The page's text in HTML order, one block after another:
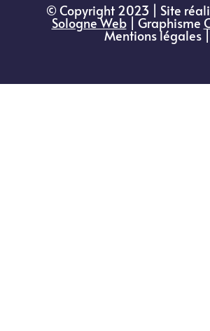
© Copyright 2023 | Site
Sologne Web| Graphisme
Mentions légales |